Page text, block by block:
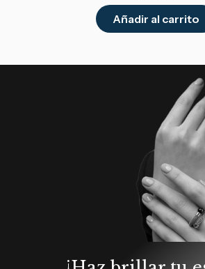
Añadir al carrito